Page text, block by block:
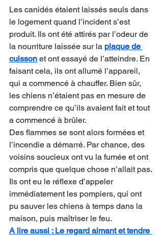
Les canidés étaient laissés seuls dans
le logement quand l’incident s’est
produit. Ils ont été attirés par l’odeur de
la nourriture laissée sur la plaque de
cuisson et ont essayé de l’atteindre. En
faisant cela, ils ont allumé l’appareil,
qui a commencé à chauffer. Bien sûr,
les chiens n’étaient pas en mesure de
comprendre ce qu’ils avaient fait et tout
a commencé à brûler.
Des flammes se sont alors formées et
l’incendie a démarré. Par chance, des
voisins soucieux ont vu la fumée et ont
compris que quelque chose n’allait pas.
Ils ont eu le réflexe d’appeler
immédiatement les pompiers, qui ont
pu sauver les chiens à temps dans la
maison, puis maîtriser le feu.
A lire aussi : Le regard aimant et tendre